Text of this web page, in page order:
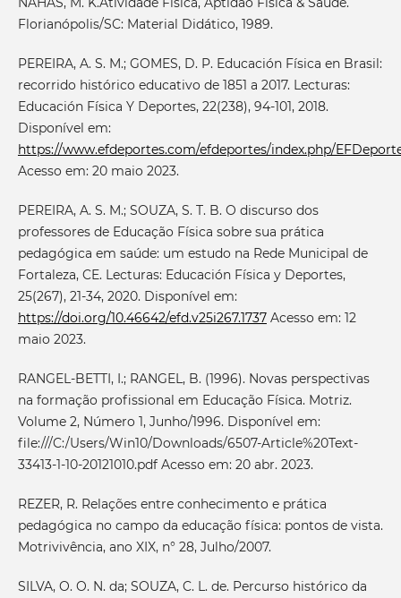
Florianópolis/SC: Material Didático, 1989.
PEREIRA, A. S. M.; GOMES, D. P. Educación Física en Brasil:
recorrido histórico educativo de 1851 a 2017. Lecturas:
Educación Física Y Deportes, 22(238), 94-101, 2018.
Disponível em:
https://www.efdeportes.com/efdeportes/index.php/
Acesso em: 20 maio 2023.
PEREIRA, A. S. M.; SOUZA, S. T. B. O discurso dos
professores de Educação Física sobre sua prática
pedagógica em saúde: um estudo na Rede Municipal de
Fortaleza, CE. Lecturas: Educación Física y Deportes,
25(267), 21-34, 2020. Disponível em:
https://doi.org/10.46642/efd.v25i267.1737Acesso em: 12
maio 2023.
RANGEL-BETTI, I.; RANGEL, B. (1996). Novas perspectivas
na formação profissional em Educação Física. Motriz.
Volume 2, Número 1, Junho/1996. Disponível em:
file:///C:/Users/Win10/Downloads/6507-Article%20Text-
33413-1-10-20121010.pdf Acesso em: 20 abr. 2023.
REZER, R. Relações entre conhecimento e prática
pedagógica no campo da educação física: pontos de vista.
Motrivivência, ano XIX, n° 28, Julho/2007.
SILVA, O. O. N. da; SOUZA, C. L. de. Percurso histórico da